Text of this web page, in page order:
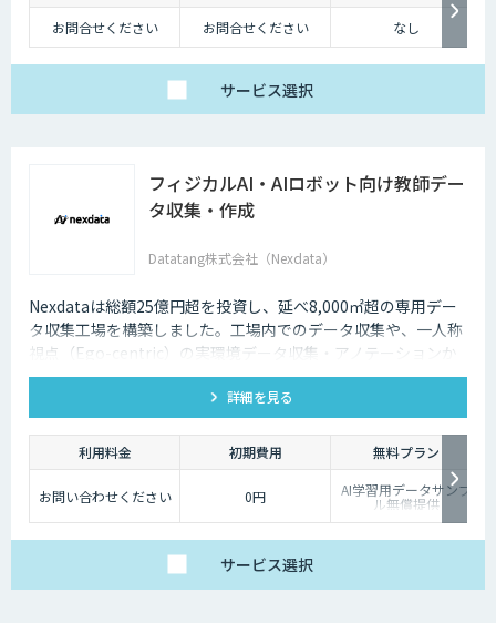
お問合せください
お問合せください なし
サービス選択
フィジカルAI・AIロボット向け教師デー
タ収集・作成
Datatang株式会社（Nexdata）
Nexdataは総額25億円超を投資し、延べ8,000㎡超の専用デー
タ収集工場を構築しました。工場内でのデータ収集や、一人称
視点（Ego-centric）の実環境データ収集・アノテーションか
ら、環境認識・意思決定・動作制御に対応した既製データセッ
トまで、フィジカルAI開発を加速させる包括的なデータソリュ
ーションを提供いたします。
詳細を見る
利用料金 初期費用 無料プラン
お問い合わせください 0円 AI学習用データサンプ
ル無償提供
サービス選択